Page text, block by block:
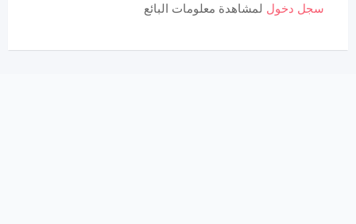
سجل دخول لمشاهدة معلومات البائع